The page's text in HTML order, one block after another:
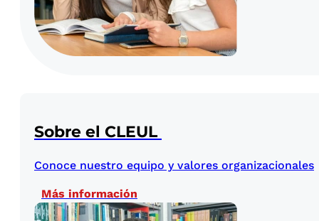
Sobre el CLEUL
Conoce nuestro equipo y valores organizacionales
Más información